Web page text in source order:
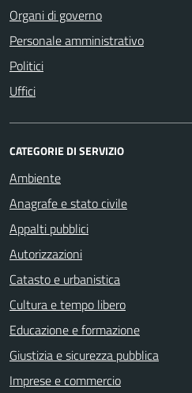
Organi di governo
Personale amministrativo
Politici
Uffici
CATEGORIE DI SERVIZIO
Ambiente
Anagrafe e stato civile
Appalti pubblici
Autorizzazioni
Catasto e urbanistica
Cultura e tempo libero
Educazione e formazione
Giustizia e sicurezza pubblica
Imprese e commercio